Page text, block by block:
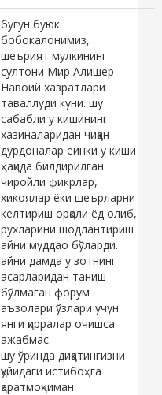
бугун буюк
бобокалонимиз,
шеърият мулкининг
султони Мир Алишер
Навоий хазратлари
таваллуди куни. шу
сабабли у кишининг
хазиналаридан чиққан
дурдоналар ёинки у киши
ҳақида билдирилган
чиройли фикрлар,
хикоялар ёки шеърларни
келтириш орқали ёд олиб,
рухларини шодлантириш
айни муддао бўларди.
айни дамда у зотнинг
асарларидан таниш
бўлмаган форум
аъзолари ўзлари учун
янги қирралар очишса
ажабмас.
шу ўринда диққатингизни
қуйидаги истибоҳга
қаратмоқчиман: